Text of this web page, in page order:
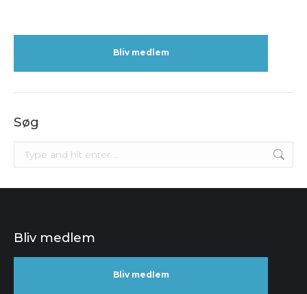
Bliv medlem
Søg
Search:
Bliv medlem
Bliv medlem